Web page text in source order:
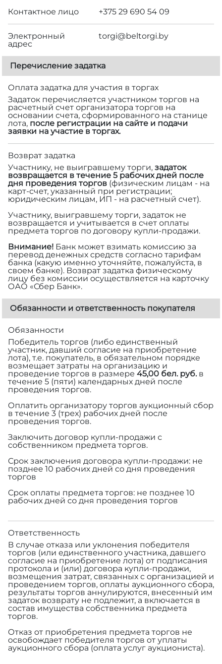
Контактное лицо +375 29 690 54 09
Электронный
адрес
torgi@beltorgi.by
Перечисление задатка
Оплата задатка для участия в торгах
Задаток перечисляется участником торгов на
расчетный счет организатора торгов на
основании счета, сформированного на станице
лота, после регистрации на сайте и подачи
заявки на участие в торгах.
Возврат задатка
Участнику, не выигравшему торги, задаток
возвращается в течение 5 рабочих дней после
дня проведения торгов (физическим лицам - на
карт-счет, указанный при регистрации;
юридическим лицам, ИП - на расчетный счет).
Участнику, выигравшему торги, задаток не
возвращается и учитывается в счет оплаты
предмета торгов по договору купли-продажи.
Внимание! Банк может взимать комиссию за
перевод денежных средств согласно тарифам
банка (какую именно уточняйте, пожалуйста, в
своем банке). Возврат задатка физическому
лицу без комиссии осуществляется на карточку
ОАО «Сбер Банк».
Обязанности и ответственность покупателя
Обязанности
Победитель торгов (либо единственный
участник, давший согласие на приобретение
лота), т.е. покупатель, в обязательном порядке
возмещает затраты на организацию и
проведение торгов в размере 45,00 бел. руб.в
течение 5 (пяти) календарных дней после
проведения торгов.
Оплатить организатору торгов аукционный сбор
в течение 3 (трех) рабочих дней после
проведения торгов.
Заключить договор купли-продажи с
собственником предмета торгов.
Срок заключения договора купли-продажи: не
позднее 10 рабочих дней со дня проведения
торгов
Срок оплаты предмета торгов: не позднее 10
рабочих дней со дня проведения торгов
Ответственность
В случае отказа или уклонения победителя
торгов (или единственного участника, давшего
согласие на приобретение лота) от подписания
протокола и (или) договора купли-продажи,
возмещения затрат, связанных с организацией и
проведением торгов, оплаты аукционного сбора,
результаты торгов аннулируются, внесенный им
задаток возврату не подлежит, а включается в
состав имущества собственника предмета
торгов.
Отказ от приобретения предмета торгов не
освобождает победителя торгов от уплаты
аукционного сбора (оплата услуг аукциониста).